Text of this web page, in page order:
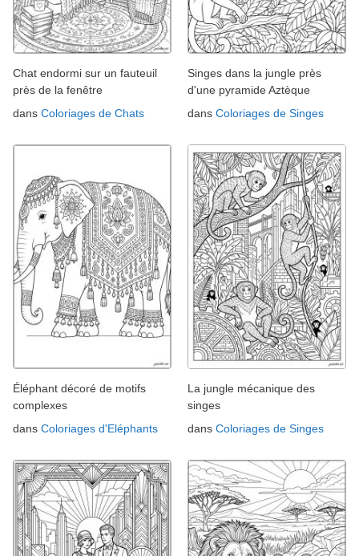
Chat endormi sur un fauteuil
près de la fenêtre
dans Coloriages de Chats
Singes dans la jungle près
d'une pyramide Aztèque
dans Coloriages de Singes
Éléphant décoré de motifs
complexes
dans Coloriages d'Eléphants
La jungle mécanique des
singes
dans Coloriages de Singes